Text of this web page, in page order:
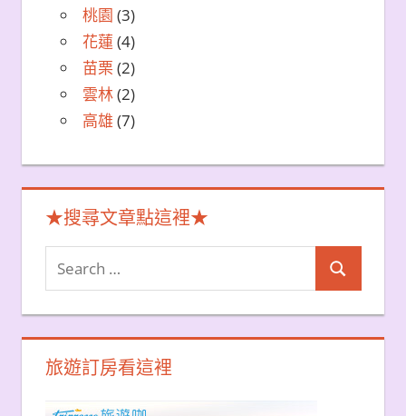
桃園 (3)
花蓮 (4)
苗栗 (2)
雲林(2)
高雄 (7)
★搜尋文章點這裡★
Search
for:
Search
旅遊訂房看這裡